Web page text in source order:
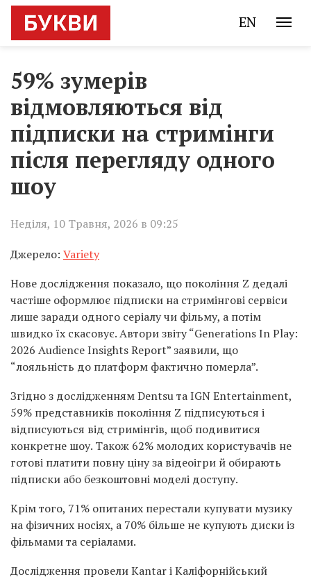
EN
59% зумерів
відмовляються від
підписки на стримінги
після перегляду одного
шоу
Неділя, 10 Травня, 2026 в 09:25
Джерело: Variety
Нове дослідження показало, що покоління Z дедалі
частіше оформлює підписки на стримінгові сервіси
лише заради одного серіалу чи фільму, а потім
швидко їх скасовує. Автори звіту “Generations In Play:
2026 Audience Insights Report” заявили, що
“лояльність до платформ фактично померла”.
Згідно з дослідженням Dentsu та IGN Entertainment,
59% представників покоління Z підписуються і
відписуються від стримінгів, щоб подивитися
конкретне шоу. Також 62% молодих користувачів не
готові платити повну ціну за відеоігри й обирають
підписки або безкоштовні моделі доступу.
Крім того, 71% опитаних перестали купувати музику
на фізичних носіях, а 70% більше не купують диски із
фільмами та серіалами.
Дослідження провели Kantar і Каліфорнійський